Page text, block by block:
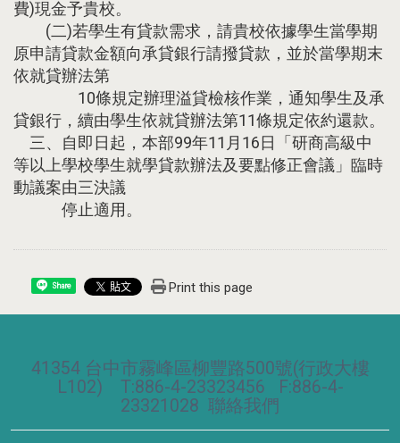
費)現金予貴校。
(二)若學生有貸款需求，請貴校依據學生當學期
原申請貸款金額向承貸銀行請撥貸款，並於當學期末
依就貸辦法第
10條規定辦理溢貸檢核作業，通知學生及承
貸銀行，續由學生依就貸辦法第11條規定依約還款。
三、自即日起，本部99年11月16日「研商高級中
等以上學校學生就學貸款辦法及要點修正會議」臨時
動議案由三決議
停止適用。
Share Print this page
41354 台中市霧峰區柳豐路500號(行政大樓
L102) T:886-4-23323456 F:886-4-
23321028 聯絡我們